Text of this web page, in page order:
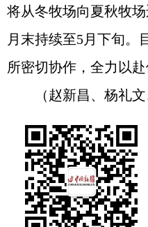
将从冬牧场向夏秋牧
月末持续至5月下旬。
所密切协作，全力以
（赵新昌、杨礼